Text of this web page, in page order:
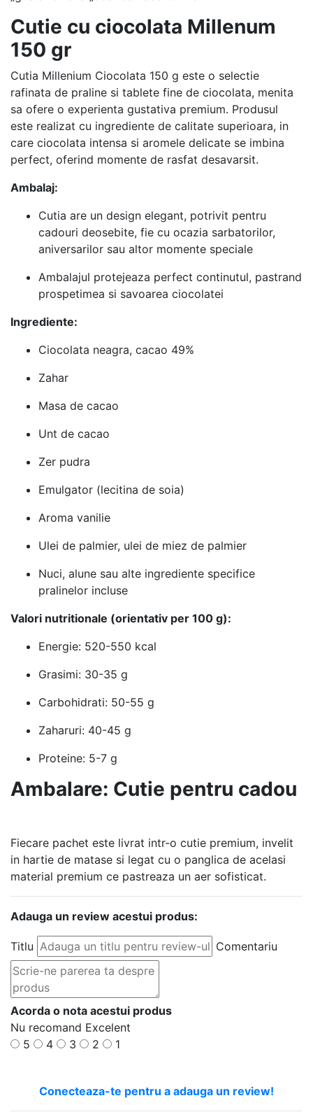
Cutie cu ciocolata Millenum
150 gr
Cutia Millenium Ciocolata 150 g este o selectie
rafinata de praline si tablete fine de ciocolata, menita
sa ofere o experienta gustativa premium. Produsul
este realizat cu ingrediente de calitate superioara, in
care ciocolata intensa si aromele delicate se imbina
perfect, oferind momente de rasfat desavarsit.
Ambalaj:
Cutia are un design elegant, potrivit pentru
cadouri deosebite, fie cu ocazia sarbatorilor,
aniversarilor sau altor momente speciale
Ambalajul protejeaza perfect continutul, pastrand
prospetimea si savoarea ciocolatei
Ingrediente:
Ciocolata neagra, cacao 49%
Zahar
Masa de cacao
Unt de cacao
Zer pudra
Emulgator (lecitina de soia)
Aroma vanilie
Ulei de palmier, ulei de miez de palmier
Nuci, alune sau alte ingrediente specifice
pralinelor incluse
Valori nutritionale (orientativ per 100 g):
Energie: 520-550 kcal
Grasimi: 30-35 g
Carbohidrati: 50-55 g
Zaharuri: 40-45 g
Proteine: 5-7 g
Ambalare: Cutie pentru cadou
Fiecare pachet este livrat intr-o cutie premium, invelit
in hartie de matase si legat cu o panglica de acelasi
material premium ce pastreaza un aer sofisticat.
Adauga un review acestui produs:
Titlu Comentariu
Acorda o nota acestui produs
Nu recomand Excelent
5
4 3 2 1
Conecteaza-te pentru a adauga un review!